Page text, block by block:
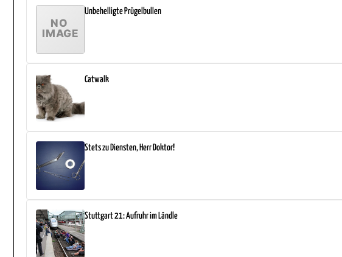
Unbehelligte Prügelbullen
Catwalk
Stets zu Diensten, Herr Doktor!
Stuttgart 21: Aufruhr im Ländle